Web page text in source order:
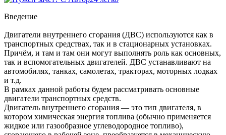
Введение
Двигатели внутреннего сгорания (ДВС) используются как в
транспортных средствах, так и в стационарных установках.
Причём, и там и там они могут выполнять роль как основных,
так и вспомогательных двигателей. ДВС устанавливают на
автомобилях, танках, самолетах, тракторах, моторных лодках
и т.д.
В рамках данной работы будем рассматривать основные
двигатели транспортных средств.
Двигатель внутреннего сгорания — это тип двигателя, в
котором химическая энергия топлива (обычно применяется
жидкое или газообразное углеводородное топливо),